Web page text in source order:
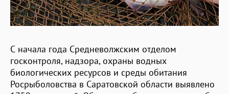
С начала года Средневолжским отделом
госконтроля, надзора, охраны водных
биологических ресурсов и среды обитания
Росрыболовства в Саратовской области выявлено